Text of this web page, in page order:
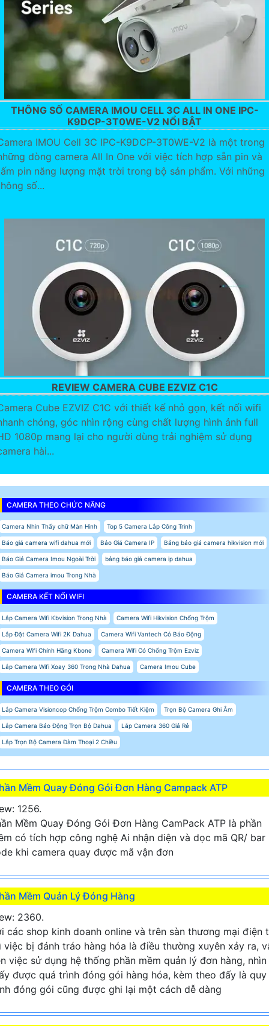
THÔNG SỐ CAMERA IMOU CELL 3C ALL IN ONE IPC-
K9DCP-3T0WE-V2 NỔI BẬT
IMOU Cell 3C IPC-K9DCP-3T0WE-V2 là một trong
dòng camera All In One với việc tích hợp sẵn pin và
pin năng lượng mặt trời trong bộ sản phẩm. Với những
số...
REVIEW CAMERA CUBE EZVIZ C1C
Cube EZVIZ C1C với thiết kế nhỏ gọn, kết nối wifi
chóng, góc nhìn rộng cùng chất lượng hình ảnh full
1080p mang lại cho người dùng trải nghiệm sử dụng
hài...
CAMERA THEO CHỨC NĂNG
Camera Nhìn Thấy chữ Màn Hình Top 5 Camera Lắp Công Trình
Báo giá camera wifi dahua mới Báo Giá Camera IP Bảng báo giá camera hikvision mới
Báo Giá Camera Imou Ngoài Trời bảng báo giá camera ip dahua
Báo Giá Camera imou Trong Nhà
CAMERA KẾT NỐI WIFI
Lắp Camera Wifi Kbvision Trong Nhà Camera Wifi Hikvision Chống Trộm
Lắp Đặt Camera Wifi 2K Dahua Camera Wifi Vantech Có Báo Động
Camera Wifi Chính Hãng Kbone Camera Wifi Có Chống Trộm Ezviz
Lắp Camera Wifi Xoay 360 Trong Nhà Dahua Camera Imou Cube
CAMERA THEO GÓI
Lắp Camera Visioncop Chống Trộm Combo Tiết Kiệm Trọn Bộ Camera Ghi Âm
Lắp Camera Báo Động Trọn Bộ Dahua Lắp Camera 360 Giá Rẻ
Lắp Trọn Bộ Camera Đàm Thoại 2 Chiều
Mềm Quay Đóng Gói Đơn Hàng Campack ATP
1256.
Mềm Quay Đóng Gói Đơn Hàng CamPack ATP là phần
có tích hợp công nghệ Ai nhận diện và dọc mã QR/ bar
khi camera quay được mã vận đơn
Mềm Quản Lý Đóng Hàng
2360.
các shop kinh doanh online và trên sàn thương mại điện
việc bị đánh tráo hàng hóa là điều thường xuyên xảy ra,
việc sử dụng hệ thống phần mềm quản lý đơn hàng, nhìn
được quá trình đóng gói hàng hóa, kèm theo đấy là quy
đóng gói cũng được ghi lại một cách dễ dàng